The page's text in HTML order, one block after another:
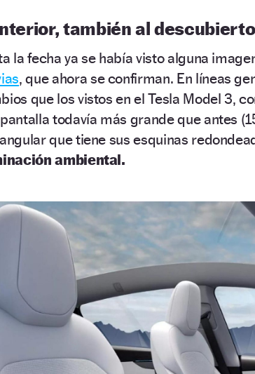
también al descubierto
la fecha ya se había visto alguna
, que ahora se confirman. En líneas
que los vistos en el Tesla Model 3,
todavía más grande que antes
que tiene sus esquinas
ambiental.